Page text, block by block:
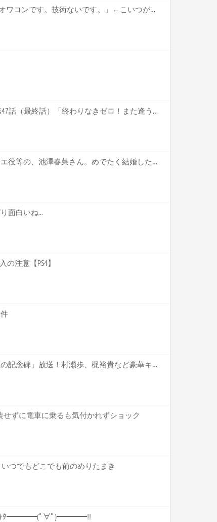
イギリス「AI負けました。経済オワコンです。技術ないです。」←こいつがここから逆転する方法
ポケットモンスター XY&Z 第47話（最終話）「終わりなきゼロ！また逢う日まで！！」 感想【キャプ画像あり】
【声優】「ウマ娘」のブロワイエ役等の、池澤春菜さん。めでたく結婚したのだが、ざーさんと間違われるって…【ざーさん、結婚してたやろ？？】
面白いね...
の注意【PS4】
「王様ランキング」特番「勇気の記念碑」放送！村瀬歩、梶裕貴など豪華キャスト出演！
せずに電車に乗るも気付かれずショック
いつでもどこでも前のめりたまき
写真ｷﾀ━━━━(ﾟ∀ﾟ)━━━━!!